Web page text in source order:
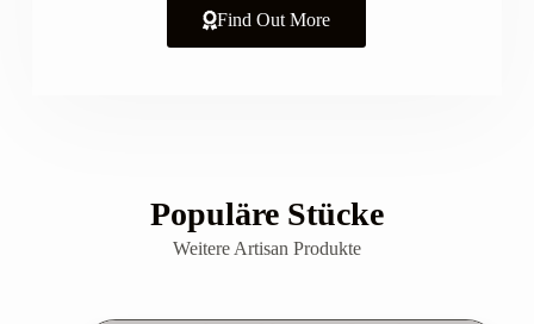
Find Out More
Populäre Stücke
Weitere Artisan Produkte